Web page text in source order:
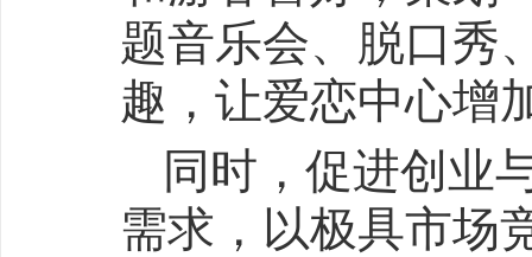
题音乐会、脱口秀
趣，让爱恋中心增
同时，促进创业
需求，以极具市场